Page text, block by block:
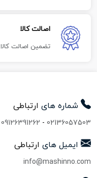
اصالت کالا
تضمین اصالت کالا
شماره های ارتباطی
02136057503
-
09126391262
ایمیل های ارتباطی
info@mashinno.com